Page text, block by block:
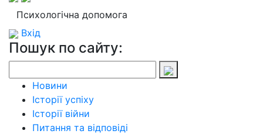
Психологічна допомога
Вхід
Пошук по сайту:
Новини
Історії успіху
Історії війни
Питання та відповіді